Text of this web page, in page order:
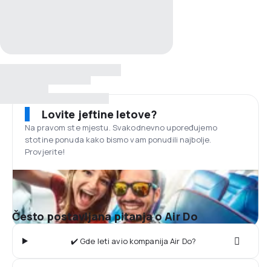
Lovite jeftine letove?
Na pravom ste mjestu. Svakodnevno upoređujemo
stotine ponuda kako bismo vam ponudili najbolje.
Provjerite!
Često postavljana pitanja o Air Do
✔️ Gde leti avio kompanija Air Do?